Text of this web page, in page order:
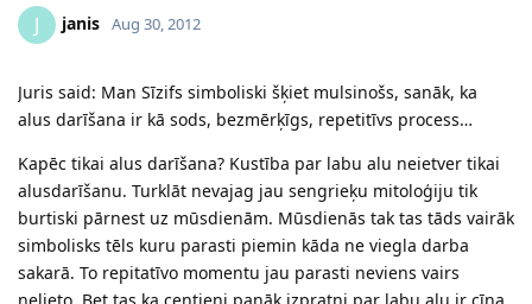
J janis Aug 30, 2012
Juris said: Man Sīzifs simboliski šķiet mulsinošs, sanāk, ka
alus darīšana ir kā sods, bezmērķīgs, repetitīvs process…
Kapēc tikai alus darīšana? Kustība par labu alu neietver tikai
alusdarīšanu. Turklāt nevajag jau sengrieķu mitoloģiju tik
burtiski pārnest uz mūsdienām. Mūsdienās tak tas tāds vairāk
simbolisks tēls kuru parasti piemin kāda ne viegla darba
sakarā. To repitatīvo momentu jau parasti neviens vairs